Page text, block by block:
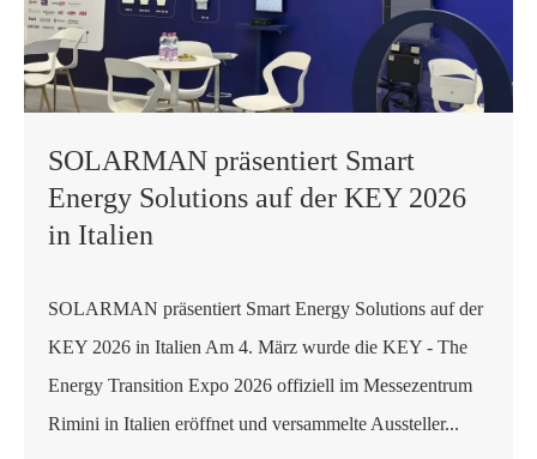
SOLARMAN präsentiert Smart
Energy Solutions auf der KEY 2026
in Italien
SOLARMAN präsentiert Smart Energy Solutions auf der
KEY 2026 in Italien Am 4. März wurde die KEY - The
Energy Transition Expo 2026 offiziell im Messezentrum
Rimini in Italien eröffnet und versammelte Aussteller...